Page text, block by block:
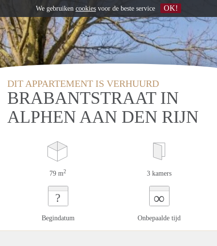
DIT APPARTEMENT IS VERHUURD
BRABANTSTRAAT IN
ALPHEN AAN DEN RIJN
79 m2 3 kamers
?
Begindatum
∞
Onbepaalde tijd
We gebruiken cookies voor de beste service OK!